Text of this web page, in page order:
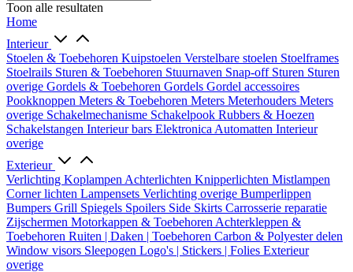
Toon alle resultaten
Home
Interieur
Stoelen & Toebehoren Kuipstoelen Verstelbare stoelen Stoelframes
Stoelrails Sturen & Toebehoren Stuurnaven Snap-off Sturen Sturen
overige Gordels & Toebehoren Gordels Gordel accessoires
Pookknoppen Meters & Toebehoren Meters Meterhouders Meters
overige Schakelmechanisme Schakelpook Rubbers & Hoezen
Schakelstangen Interieur bars Elektronica Automatten Interieur
overige
Exterieur
Verlichting Koplampen Achterlichten Knipperlichten Mistlampen
Corner lichten Lampensets Verlichting overige Bumperlippen
Bumpers Grill Spiegels Spoilers Side Skirts Carrosserie reparatie
Zijschermen Motorkappen & Toebehoren Achterkleppen &
Toebehoren Ruiten | Daken | Toebehoren Carbon & Polyester delen
Window visors Sleepogen Logo's | Stickers | Folies Exterieur
overige